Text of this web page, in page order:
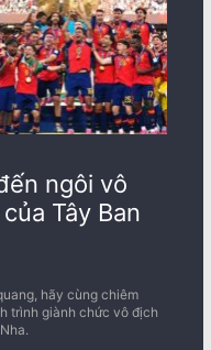
ngôi vô
Tây Ban
hãy cùng chiêm
trình giành chức vô địch